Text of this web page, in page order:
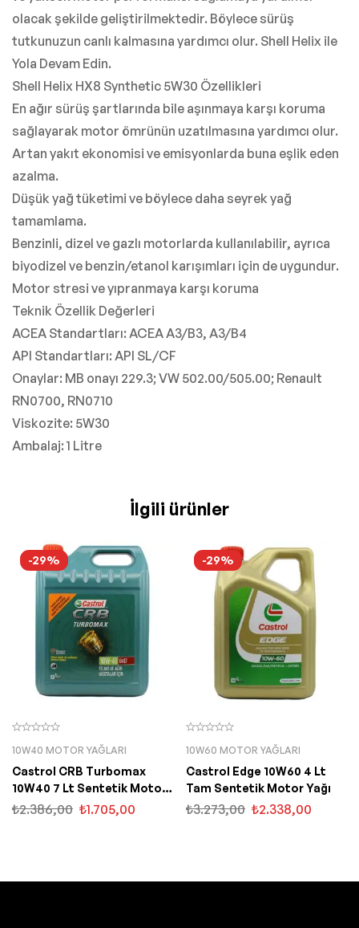
olacak şekilde geliştirilmektedir. Böylece sürüş
tutkunuzun canlı kalmasına yardımcı olur. Shell Helix ile
Yola Devam Edin.
Shell Helix HX8 Synthetic 5W30 Özellikleri
En ağır sürüş şartlarında bile aşınmaya karşı koruma
sağlayarak motor ömrünün uzatılmasına yardımcı olur.
Artan yakıt ekonomisi ve emisyonlarda buna eşlik eden
azalma.
Düşük yağ tüketimi ve böylece daha seyrek yağ
tamamlama.
Benzinli, dizel ve gazlı motorlarda kullanılabilir, ayrıca
biyodizel ve benzin/etanol karışımları için de uygundur.
Motor stresi ve yıpranmaya karşı koruma
Teknik Özellik Değerleri
ACEA Standartları: ACEA A3/B3, A3/B4
API Standartları: API SL/CF
Onaylar: MB onayı 229.3; VW 502.00/505.00; Renault
RN0700, RN0710
Viskozite: 5W30
Ambalaj: 1 Litre
İlgili ürünler
-29%
10W40 MOTOR YAĞLARI
Castrol CRB Turbomax
10W40 7 Lt Sentetik Motor
Yağı
₺2.386,00 ₺1.705,00
-29%
10W60 MOTOR YAĞLARI
Castrol Edge 10W60 4 Lt
Tam Sentetik Motor Yağı
₺3.273,00 ₺2.338,00